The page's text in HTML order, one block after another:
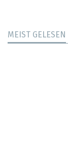
MEIST GELESEN